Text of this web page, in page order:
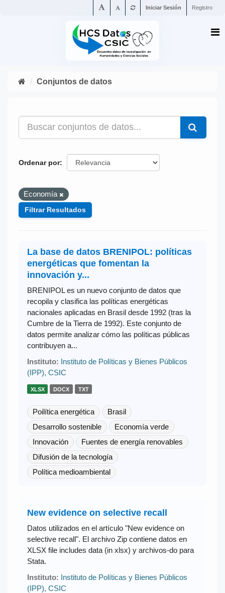
Iniciar Sesión Registro
Conjuntos de datos
Ordenar por
Economía
Filtrar Resultados
La base de datos BRENIPOL: políticas
energéticas que fomentan la
innovación y...
BRENIPOL es un nuevo conjunto de datos que
recopila y clasifica las políticas energéticas
nacionales aplicadas en Brasil desde 1992 (tras la
Cumbre de la Tierra de 1992). Este conjunto de
datos permite analizar cómo las políticas públicas
contribuyen a...
Instituto: Instituto de Políticas y Bienes Públicos
(IPP), CSIC
XLSX DOCX TXT
Poilítica energética
Brasil
Desarrollo sostenible
Economía verde
Innovación
Fuentes de energía renovables
Difusión de la tecnología
Política medioambiental
New evidence on selective recall
Datos utilizados en el artículo "New evidence on
selective recall". El archivo Zip contiene datos en
XLSX file includes data (in xlsx) y archivos-do para
Stata.
Instituto: Instituto de Políticas y Bienes Públicos
(IPP), CSIC